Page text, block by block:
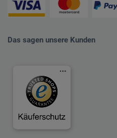
Das sagen unsere Kunden